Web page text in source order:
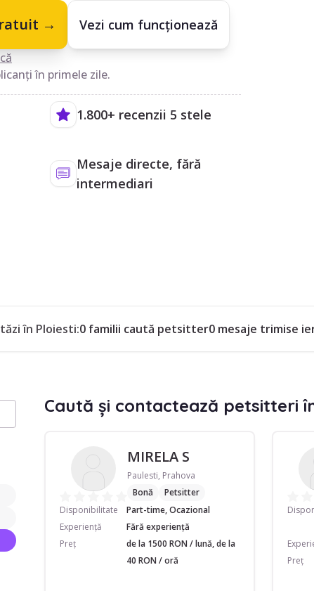
→ Vezi cum funcționează
în primele zile.
1.800+ recenzii 5 stele
Mesaje directe, fără
intermediari
în Ploiesti:0 familii caută petsitter0 mesaje trimise
Caută și contactează petsitteri
MIRELA S
Paulesti, Prahova
Bonă
Petsitter
Disponibilitate
Part-time, Ocazional
Experiență
Fără experiență
Preț
de la 1500 RON / lună, de la
40 RON / oră
Preț